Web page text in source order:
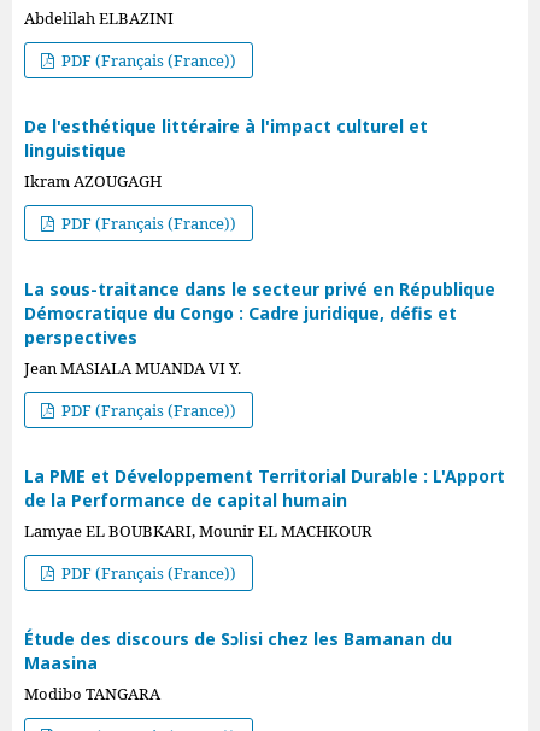
Abdelilah ELBAZINI
PDF (Français (France))
De l'esthétique littéraire à l'impact culturel et
linguistique
Ikram AZOUGAGH
PDF (Français (France))
La sous-traitance dans le secteur privé en République
Démocratique du Congo : Cadre juridique, défis et
perspectives
Jean MASIALA MUANDA VI Y.
PDF (Français (France))
La PME et Développement Territorial Durable : L'Apport
de la Performance de capital humain
Lamyae EL BOUBKARI, Mounir EL MACHKOUR
PDF (Français (France))
Étude des discours de Sɔlisi chez les Bamanan du
Maasina
Modibo TANGARA